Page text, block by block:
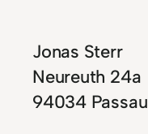
Jonas Sterr
Neureuth 24a
94034 Passau